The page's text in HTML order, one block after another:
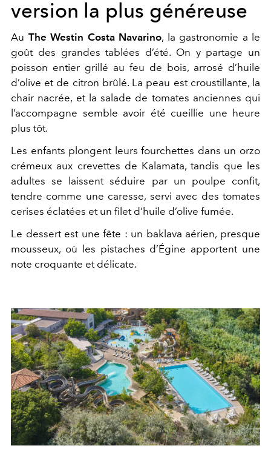
version la plus généreuse
Au The Westin Costa Navarino, la gastronomie a le
goût des grandes tablées d’été. On y partage un
poisson entier grillé au feu de bois, arrosé d’huile
d’olive et de citron brûlé. La peau est croustillante, la
chair nacrée, et la salade de tomates anciennes qui
l’accompagne semble avoir été cueillie une heure
plus tôt.
Les enfants plongent leurs fourchettes dans un orzo
crémeux aux crevettes de Kalamata, tandis que les
adultes se laissent séduire par un poulpe confit,
tendre comme une caresse, servi avec des tomates
cerises éclatées et un filet d’huile d’olive fumée.
Le dessert est une fête : un baklava aérien, presque
mousseux, où les pistaches d’Égine apportent une
note croquante et délicate.